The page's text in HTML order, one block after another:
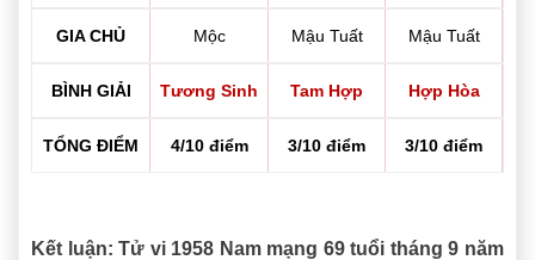
GIA CHỦ Mộc Mậu Tuất Mậu Tuất
BÌNH GIẢI Tương Sinh Tam Hợp Hợp Hòa
TỔNG ĐIỂM 4/10 điểm 3/10 điểm 3/10 điểm
Kết luận: Tử vi 1958 Nam mạng 69 tuổi tháng 9 năm